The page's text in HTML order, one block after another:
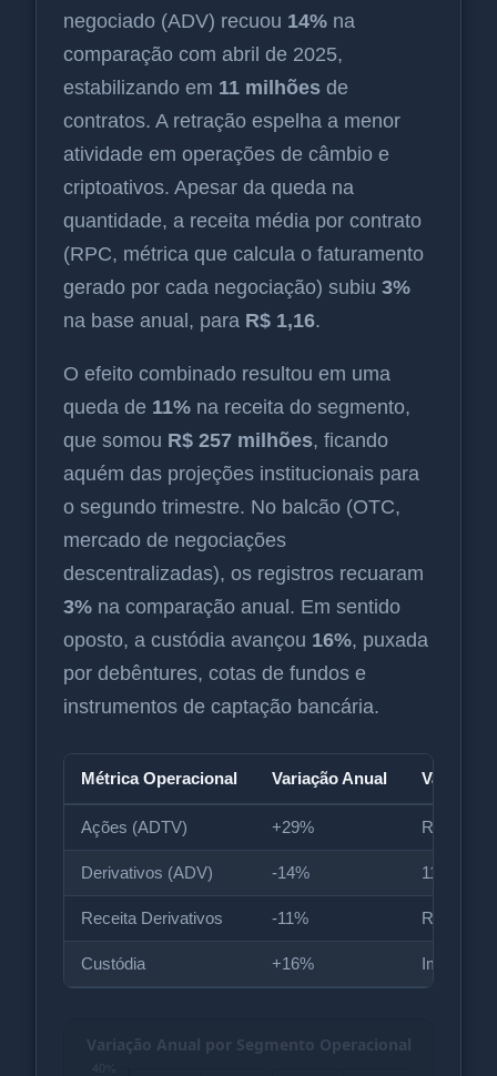
negociado (ADV) recuou 14% na
comparação com abril de 2025,
estabilizando em 11 milhões de
contratos. A retração espelha a menor
atividade em operações de câmbio e
criptoativos. Apesar da queda na
quantidade, a receita média por contrato
(RPC, métrica que calcula o faturamento
gerado por cada negociação) subiu 3%
na base anual, para R$ 1,16.
O efeito combinado resultou em uma
queda de 11% na receita do segmento,
que somou R$ 257 milhões, ficando
aquém das projeções institucionais para
o segundo trimestre. No balcão (OTC,
mercado de negociações
descentralizadas), os registros recuaram
3% na comparação anual. Em sentido
oposto, a custódia avançou 16%, puxada
por debêntures, cotas de fundos e
instrumentos de captação bancária.
Métrica Operacional Variação Anual Valor
Ações (ADTV) +29% R$ 37
Derivativos (ADV) -14% 11
Receita Derivativos -11% R$ 257
Custódia +16%